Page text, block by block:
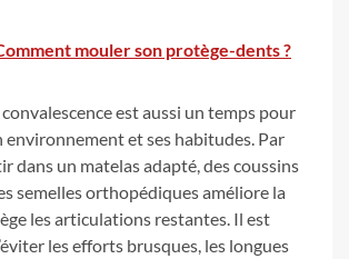
mouler son protège-dents ?
est aussi un temps pour
environnement et ses habitudes. Par
dans un matelas adapté, des coussins
semelles orthopédiques améliore la
les articulations restantes. Il est
les efforts brusques, les longues